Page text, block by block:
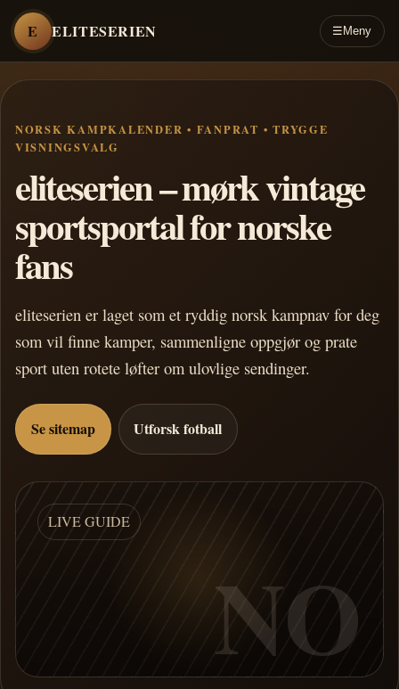
E ELITESERIEN ☰ Meny
NORSK KAMPKALENDER • FANPRAT • TRYGGE
VISNINGSVALG
eliteserien – mørk vintage
sportsportal for norske
fans
eliteserien er laget som et ryddig norsk kampnav for deg
som vil finne kamper, sammenligne oppgjør og prate
sport uten rotete løfter om ulovlige sendinger.
Se sitemap Utforsk fotball
LIVE GUIDE
NO